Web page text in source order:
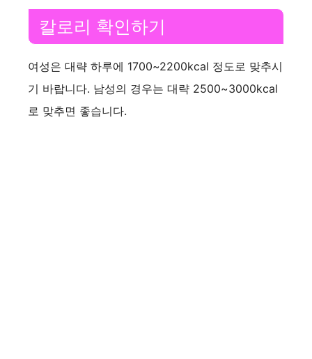
칼로리 확인하기
여성은 대략 하루에 1700~2200kcal 정도로 맞추시
기 바랍니다. 남성의 경우는 대략 2500~3000kcal
로 맞추면 좋습니다.